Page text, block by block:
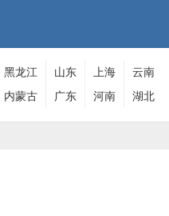
黑龙江 山东 上海
云南
内蒙古
广东 河南 湖北